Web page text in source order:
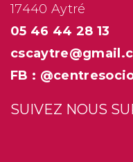
17440 Aytré
05 46 44 28 13
FB :
SUIVEZ NOUS